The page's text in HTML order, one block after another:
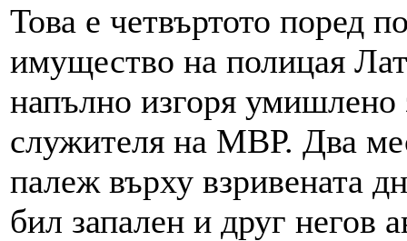
Това е четвъртото поред
имущество на полицая
напълно изгоря умишлено
служителя на МВР. Два
палеж върху взривената
бил запален и друг негов